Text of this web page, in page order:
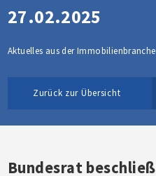
27.02.2025
Aktuelles aus der Immobilienbranche
Zurück zur Übersicht